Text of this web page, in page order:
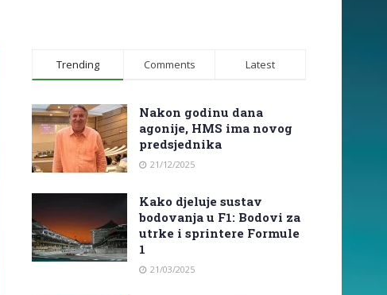
Trending Comments Latest
Nakon godinu dana
agonije, HMS ima novog
predsjednika
21/12/2025
Kako djeluje sustav
bodovanja u F1: Bodovi za
utrke i sprintere Formule
1
21/03/2025